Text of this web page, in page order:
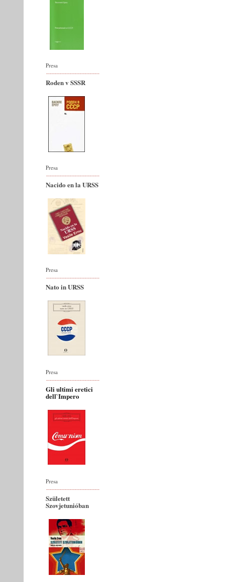
Presa
Roden v SSSR
Presa
Nacido en la URSS
Presa
Nato in URSS
Presa
Gli ultimi eretici
dell`Impero
Presa
Született
Szovjetunióban